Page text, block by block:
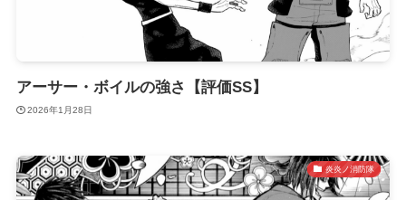
アーサー・ボイルの強さ【評価SS】
2026年1月28日
炎炎ノ消防隊